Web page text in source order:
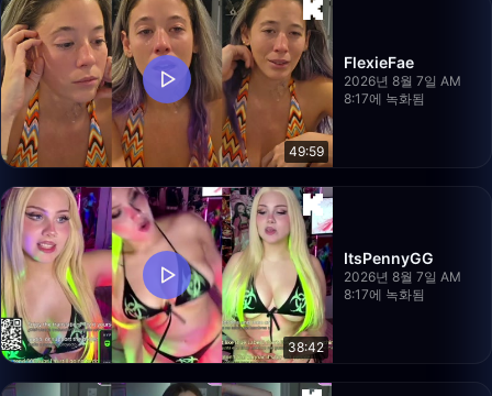
49:59
FlexieFae
2026년 8월 7일 AM
8:17에 녹화됨
38:42
ItsPennyGG
2026년 8월 7일 AM
8:17에 녹화됨